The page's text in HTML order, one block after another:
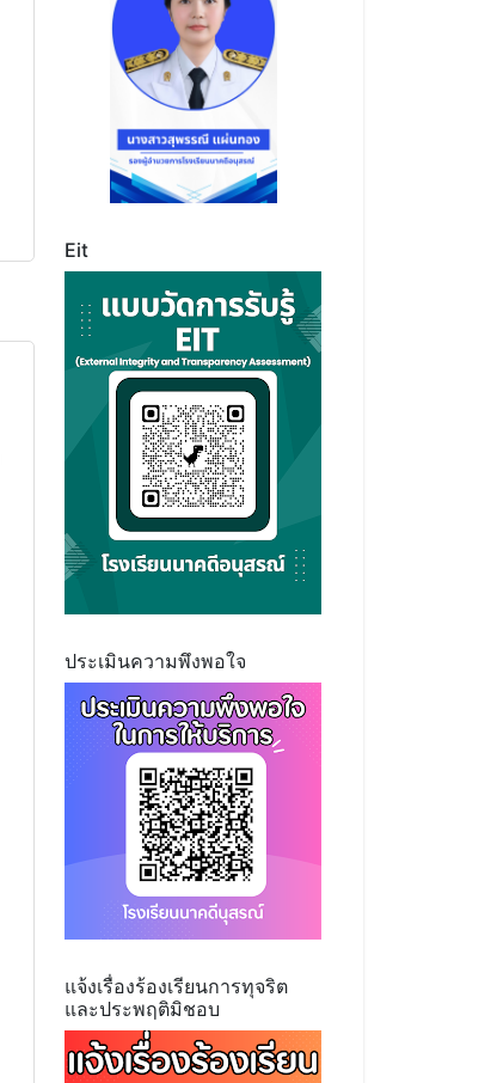
Eit
ประเมินความพึงพอใจ
แจ้งเรื่องร้องเรียนการทุจริต
และประพฤติมิชอบ